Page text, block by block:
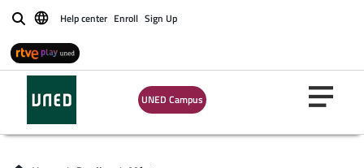
BuscarHelp center Enroll Sign Up
UNED Campus